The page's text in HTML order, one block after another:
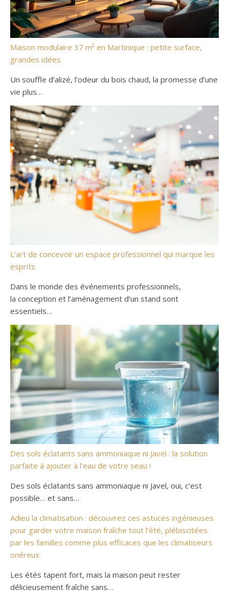
Maison modulaire 37 m² en Martinique : petite surface,
grandes idées
Un souffle d’alizé, l’odeur du bois chaud, la promesse d’une
vie plus…
L’art de concevoir un espace professionnel qui marque les
esprits
Dans le monde des événements professionnels,
la conception et l’aménagement d’un stand sont
essentiels…
Des sols éclatants sans ammoniaque ni Javel : la solution
parfaite à ajouter à l’eau de votre seau !
Des sols éclatants sans ammoniaque ni Javel, oui, c’est
possible… et sans…
Adieu la climatisation : découvrez ces astuces ingénieuses
pour garder votre maison fraîche tout l’été, plébiscitées
par les familles comme plus efficaces que les climatiseurs
onéreux.
Les étés tapent fort, mais la maison peut rester
délicieusement fraîche sans…